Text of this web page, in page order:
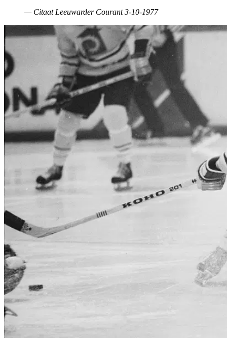
— Citaat Leeuwarder Courant 3-10-1977